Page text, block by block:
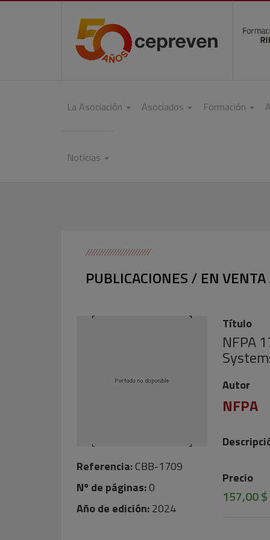
La Asociación Asociados Formación
Noticias
PUBLICACIONES/ EN VENTA
Referencia:CBB-1709
Nº de páginas:0
Año de edición:2024
Título
NFPA
Autor
NFPA
Precio
157,00 $